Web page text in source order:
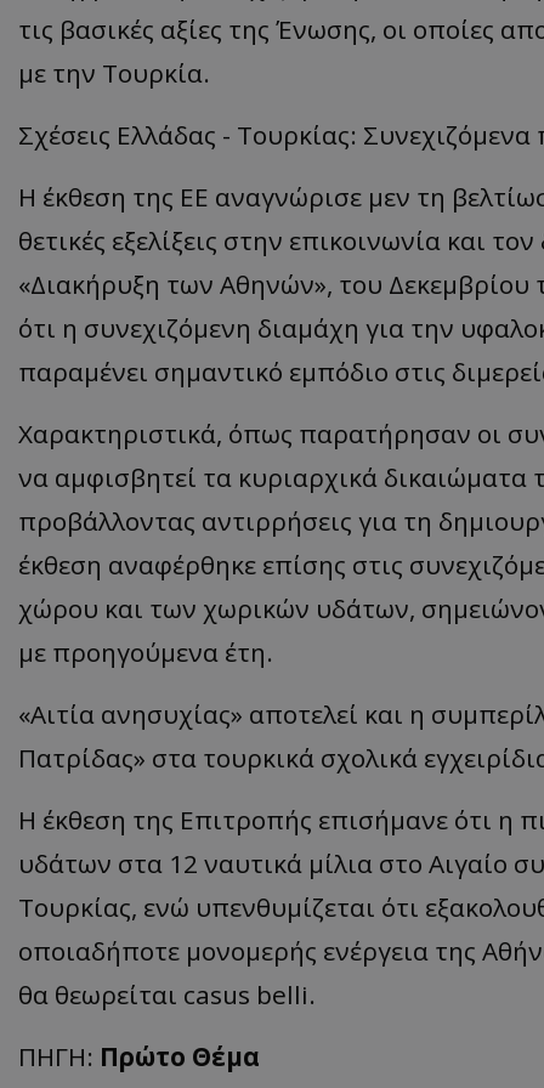
τις βασικές αξίες της Ένωσης, οι οποίες
με την Τουρκία.
Σχέσεις Ελλάδας - Τουρκίας:
Η έκθεση της ΕΕ αναγνώρισε μεν τη
θετικές εξελίξεις στην επικοινωνία και
«Διακήρυξη των Αθηνών», του
ότι η συνεχιζόμενη διαμάχη για την
παραμένει σημαντικό εμπόδιο στις
Χαρακτηριστικά, όπως παρατήρησαν οι
να αμφισβητεί τα κυριαρχικά δικαιώματα
προβάλλοντας αντιρρήσεις για τη
έκθεση αναφέρθηκε επίσης στις
χώρου και των χωρικών υδάτων,
με προηγούμενα έτη.
«Αιτία ανησυχίας» αποτελεί και η
Πατρίδας» στα τουρκικά σχολικά
Η έκθεση της Επιτροπής επισήμανε ότι η
υδάτων στα 12 ναυτικά μίλια στο Αιγαίο
Τουρκίας, ενώ υπενθυμίζεται ότι
οποιαδήποτε μονομερής ενέργεια της
θα θεωρείται casus belli.
ΠΗΓΗ: Πρώτο Θέμα
__cf_bm